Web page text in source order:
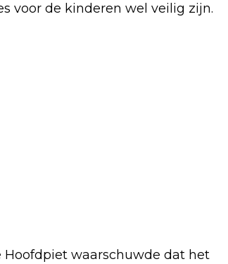
voor de kinderen wel veilig zijn.
waarschuwde dat het